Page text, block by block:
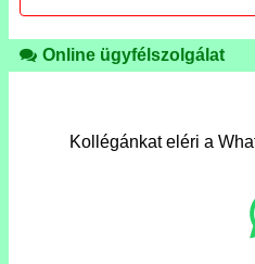
Online ügyfélszolgálat
Kollégánkat eléri a